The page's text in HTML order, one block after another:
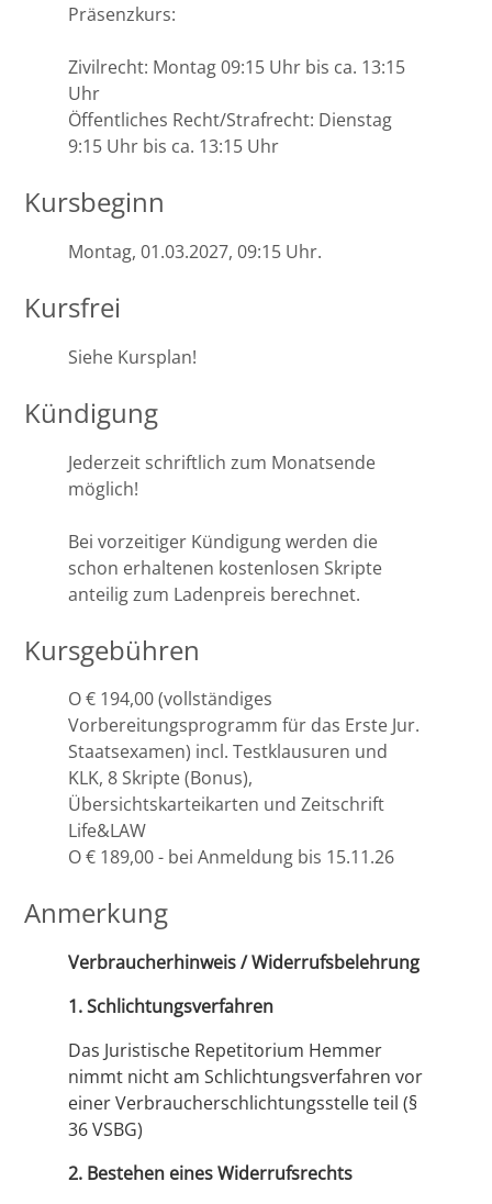
Präsenzkurs:
Zivilrecht: Montag 09:15 Uhr bis ca. 13:15
Uhr
Öffentliches Recht/Strafrecht: Dienstag
9:15 Uhr bis ca. 13:15 Uhr
Kursbeginn
Montag, 01.03.2027, 09:15 Uhr.
Kursfrei
Siehe Kursplan!
Kündigung
Jederzeit schriftlich zum Monatsende
möglich!
Bei vorzeitiger Kündigung werden die
schon erhaltenen kostenlosen Skripte
anteilig zum Ladenpreis berechnet.
Kursgebühren
O € 194,00 (vollständiges
Vorbereitungsprogramm für das Erste Jur.
Staatsexamen) incl. Testklausuren und
KLK, 8 Skripte (Bonus),
Übersichtskarteikarten und Zeitschrift
Life&LAW
O € 189,00 - bei Anmeldung bis 15.11.26
Anmerkung
Verbraucherhinweis / Widerrufsbelehrung
1. Schlichtungsverfahren
Das Juristische Repetitorium Hemmer
nimmt nicht am Schlichtungsverfahren vor
einer Verbraucherschlichtungsstelle teil (§
36 VSBG)
2. Bestehen eines Widerrufsrechts